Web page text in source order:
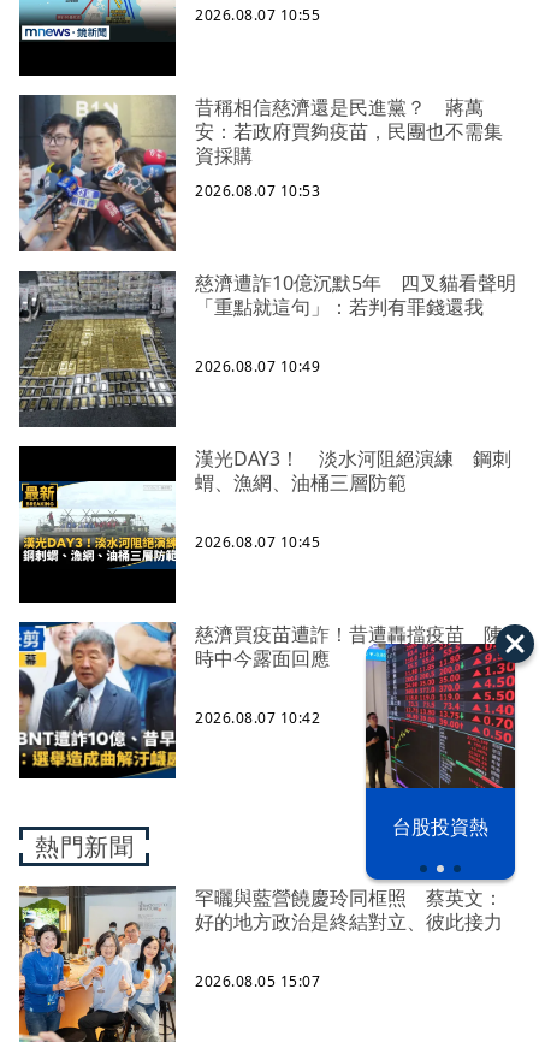
台股投資熱
2026.08.07 10:55
昔稱相信慈濟還是民進黨？ 蔣萬
安：若政府買夠疫苗，民團也不需集
資採購
2026.08.07 10:53
慈濟遭詐10億沉默5年 四叉貓看聲明
「重點就這句」：若判有罪錢還我
2026.08.07 10:49
漢光DAY3！ 淡水河阻絕演練 鋼刺
蝟、漁網、油桶三層防範
2026.08.07 10:45
慈濟買疫苗遭詐！昔遭轟擋疫苗 陳
時中今露面回應
2026.08.07 10:42
熱門新聞
罕曬與藍營饒慶玲同框照 蔡英文：
好的地方政治是終結對立、彼此接力
2026.08.05 15:07